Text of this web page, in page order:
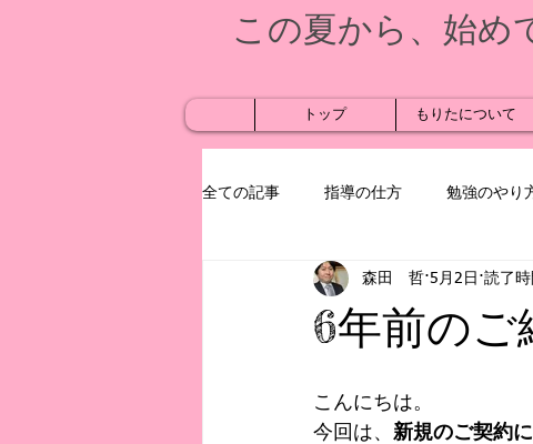
この夏から、始め
トップ もりたについて
全ての記事 指導の仕方 勉強のやり
初記事 教育事情
6年前のご
森田 哲 5月2日 読了
こんにちは。
今回は、 新規のご契約